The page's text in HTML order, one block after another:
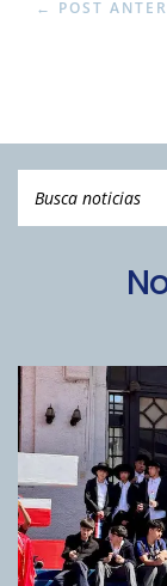
← POST